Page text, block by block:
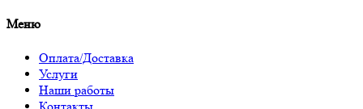
Меню
Оплата/Доставка
Услуги
Наши работы
Контакты